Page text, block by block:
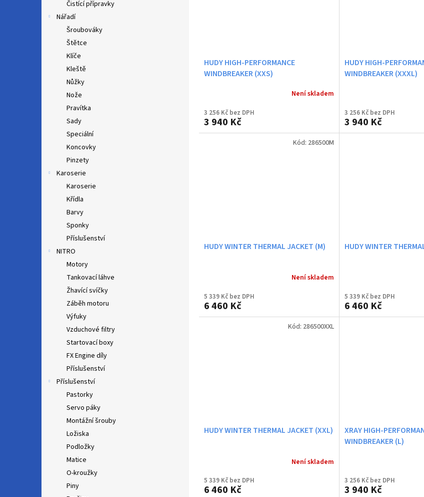
Čistící přípravky
Nářadí
Šroubováky
Štětce
Klíče
Kleště
Nůžky
Nože
Pravítka
Sady
Speciální
Koncovky
Pinzety
Karoserie
Karoserie
Křídla
Barvy
Sponky
Příslušenství
NITRO
Motory
Tankovací láhve
Žhavící svíčky
Záběh motoru
Výfuky
Vzduchové filtry
Startovací boxy
FX Engine díly
Příslušenství
Příslušenství
Pastorky
Servo páky
Montážní šrouby
Ložiska
Podložky
Matice
O-kroužky
Piny
HUDY HIGH-PERFORMANCE
WINDBREAKER (XXS)
Není skladem
3 256 Kč bez DPH
3 940 Kč
HUDY HIGH-
WINDBREAKER (XXXL)
3 256 Kč bez DPH
3 940 Kč
HUDY WINTER THERMAL JACKET (M)
Není skladem
5 339 Kč bez DPH
6 460 Kč
Kód: 286500M
HUDY WINTER
5 339 Kč bez DPH
6 460 Kč
HUDY WINTER THERMAL JACKET (XXL)
Není skladem
5 339 Kč bez DPH
6 460 Kč
Kód: 286500XXL
XRAY HIGH-
WINDBREAKER (L)
3 256 Kč bez DPH
3 940 Kč